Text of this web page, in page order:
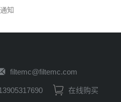
知
filtemc@filtemc.com
在线购买